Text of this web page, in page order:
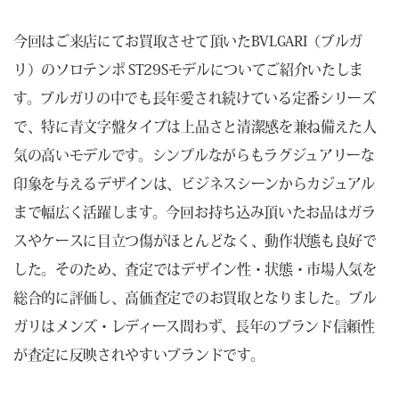
今回はご来店にてお買取させて頂いたBVLGARI（ブルガ
リ）のソロテンポ ST29Sモデルについてご紹介いたしま
す。ブルガリの中でも長年愛され続けている定番シリーズ
で、特に青文字盤タイプは上品さと清潔感を兼ね備えた人
気の高いモデルです。シンプルながらもラグジュアリーな
印象を与えるデザインは、ビジネスシーンからカジュアル
まで幅広く活躍します。今回お持ち込み頂いたお品はガラ
スやケースに目立つ傷がほとんどなく、動作状態も良好で
した。そのため、査定ではデザイン性・状態・市場人気を
総合的に評価し、高価査定でのお買取となりました。ブル
ガリはメンズ・レディース問わず、長年のブランド信頼性
が査定に反映されやすいブランドです。